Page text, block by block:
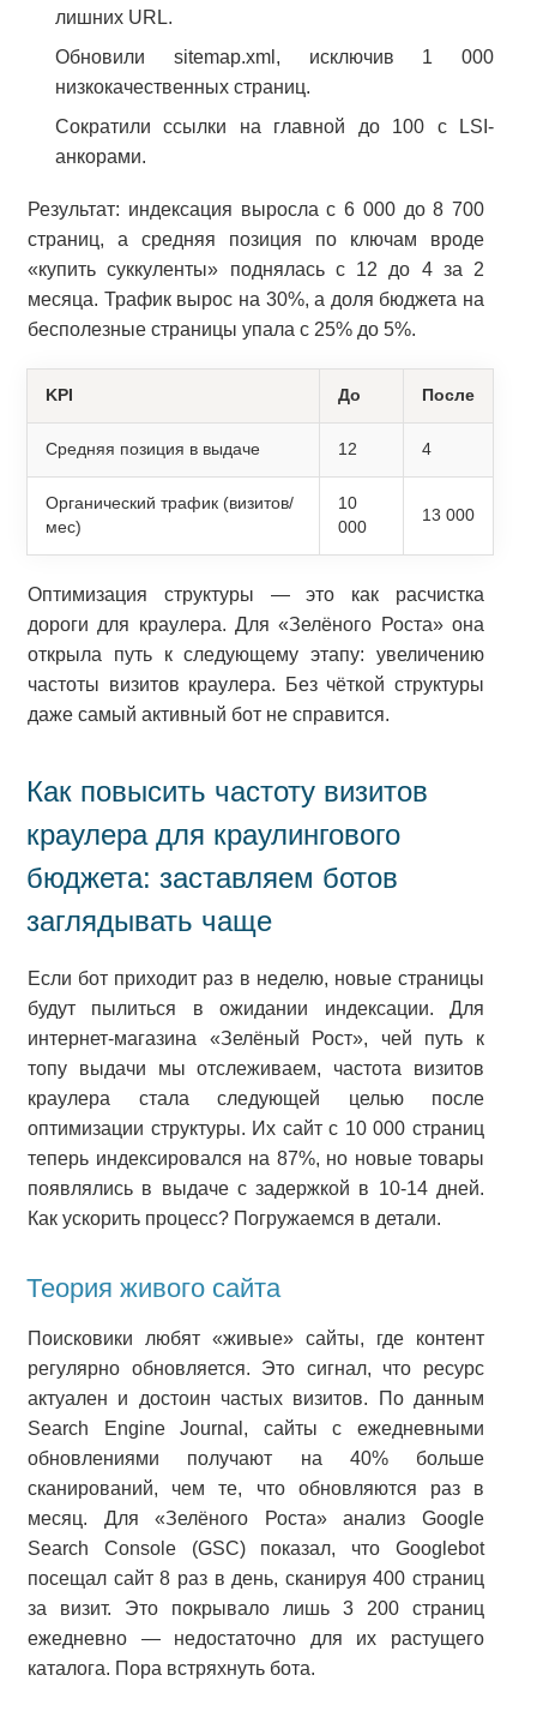
лишних URL.
Обновили sitemap.xml, исключив 1 000
низкокачественных страниц.
Сократили ссылки на главной до 100 с LSI-
анкорами.
Результат: индексация выросла с 6 000 до 8 700
страниц, а средняя позиция по ключам вроде
«купить суккуленты» поднялась с 12 до 4 за 2
месяца. Трафик вырос на 30%, а доля бюджета на
бесполезные страницы упала с 25% до 5%.
KPI До После
Средняя позиция в выдаче 12 4
Органический трафик (визитов/
мес)
10
000
13 000
Оптимизация структуры — это как расчистка
дороги для краулера. Для «Зелёного Роста» она
открыла путь к следующему этапу: увеличению
частоты визитов краулера. Без чёткой структуры
даже самый активный бот не справится.
Как повысить частоту визитов
краулера для краулингового
бюджета: заставляем ботов
заглядывать чаще
Если бот приходит раз в неделю, новые страницы
будут пылиться в ожидании индексации. Для
интернет-магазина «Зелёный Рост», чей путь к
топу выдачи мы отслеживаем, частота визитов
краулера стала следующей целью после
оптимизации структуры. Их сайт с 10 000 страниц
теперь индексировался на 87%, но новые товары
появлялись в выдаче с задержкой в 10-14 дней.
Как ускорить процесс? Погружаемся в детали.
Теория живого сайта
Поисковики любят «живые» сайты, где контент
регулярно обновляется. Это сигнал, что ресурс
актуален и достоин частых визитов. По данным
Search Engine Journal, сайты с ежедневными
обновлениями получают на 40% больше
сканирований, чем те, что обновляются раз в
месяц. Для «Зелёного Роста» анализ Google
Search Console (GSC) показал, что Googlebot
посещал сайт 8 раз в день, сканируя 400 страниц
за визит. Это покрывало лишь 3 200 страниц
ежедневно — недостаточно для их растущего
каталога. Пора встряхнуть бота.